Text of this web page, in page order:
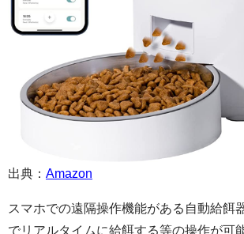
出典： Amazon
スマホでの遠隔操作機能がある自動給餌
でリアルタイムに給餌する等の操作が可